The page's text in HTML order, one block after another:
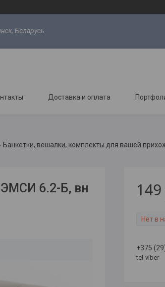
Беларусь
Доставка и оплата
Банкетки, вешалки, комплекты для вашей
6.2-Б, вн
149
Нет в
+375
tel-viber